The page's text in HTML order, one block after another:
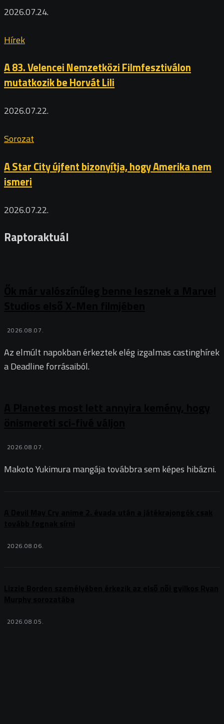
2026.07.24.
Hírek
A 83. Velencei Nemzetközi Filmfesztiválon
mutatkozik be Horvát Lili
2026.07.22.
Sorozat
A Star City újfent bizonyítja, hogy Amerika nem
ismeri
2026.07.22.
Raptoraktuál
2026.08.07.
Az elmúlt napokban érkeztek elég izgalmas castinghírek
a Deadline forrásaiból.
2026.08.07.
Makoto Yukimura mangája továbbra sem képes hibázni.
2026.08.06.
2026.08.05.